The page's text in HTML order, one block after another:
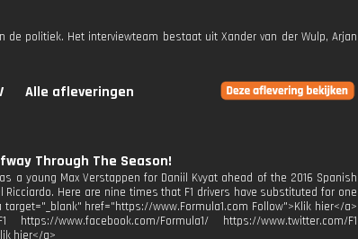
politiek. Het interviewteam bestaat uit Xander van der Wulp, Arjan
Alle afleveringen
Through The Season!
a young Max Verstappen for Daniil Kvyat ahead of the 2016 Spanish
Here are nine times that F1 drivers have substituted for one
href="https://www.Formula1.com Follow">Klik hier</a>
www.facebook.com/Formula1/ https://www.twitter.com/F1
hier</a>